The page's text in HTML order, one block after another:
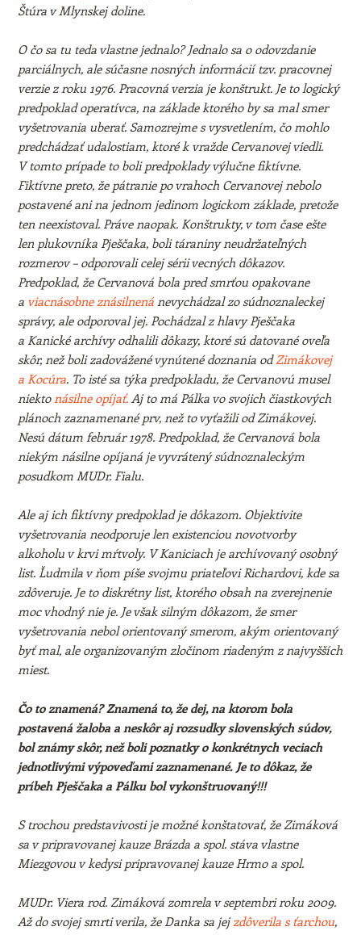
Štúra v Mlynskej doline.
O čo sa tu teda vlastne jednalo? Jednalo sa o odovzdanie
parciálnych, ale súčasne nosných informácií tzv. pracovnej
verzie z roku 1976. Pracovná verzia je konštrukt. Je to logický
predpoklad operatívca, na základe ktorého by sa mal smer
vyšetrovania uberať. Samozrejme s vysvetlením, čo mohlo
predchádzať udalostiam, ktoré k vražde Cervanovej viedli.
V tomto prípade to boli predpoklady výlučne fiktívne.
Fiktívne preto, že pátranie po vrahoch Cervanovej nebolo
postavené ani na jednom jedinom logickom základe, pretože
ten neexistoval. Práve naopak. Konštrukty, v tom čase ešte
len plukovníka Pješčaka, boli táraniny neudržateľných
rozmerov – odporovali celej sérii vecných dôkazov.
Predpoklad, že Cervanová bola pred smrťou opakovane
a viacnásobne znásilnenánevychádzal zo súdnoznaleckej
správy, ale odporoval jej. Pochádzal z hlavy Pješčaka
a Kanické archívy odhalili dôkazy, ktoré sú datované oveľa
skôr, než boli zadovážené vynútené doznania odZimákovej
a Kocúra. To isté sa týka predpokladu, že Cervanovú musel
niektonásilne opíjať.Aj to má Pálka vo svojich čiastkových
plánoch zaznamenané prv, než to vyťažili od Zimákovej.
Nesú dátum február 1978. Predpoklad, že Cervanová bola
niekým násilne opíjaná je vyvrátený súdnoznaleckým
posudkom MUDr. Fialu.
Ale aj ich fiktívny predpoklad je dôkazom. Objektivite
vyšetrovania neodporuje len existenciou novotvorby
alkoholu v krvi mŕtvoly. V Kaniciach je archívovaný osobný
list. Ľudmila v ňom píše svojmu priateľovi Richardovi, kde sa
zdôveruje. Je to diskrétny list, ktorého obsah na zverejnenie
moc vhodný nie je. Je však silným dôkazom, že smer
vyšetrovania nebol orientovaný smerom, akým orientovaný
byť mal, ale organizovaným zločinom riadeným z najvyšších
miest.
Čo to znamená? Znamená to, že dej, na ktorom bola
postavená žaloba a neskôr aj rozsudky slovenských súdov,
bol známy skôr, než boli poznatky o konkrétnych veciach
jednotlivými výpoveďami zaznamenané. Je to dôkaz, že
príbeh Pješčaka a Pálku bol vykonštruovaný!!!
S trochou predstavivosti je možné konštatovať, že Zimáková
sa v pripravovanej kauze Brázda a spol. stáva vlastne
Miezgovou v kedysi pripravovanej kauze Hrmo a spol.
MUDr. Viera rod. Zimáková zomrela v septembri roku 2009.
Až do svojej smrti verila, že Danka sa jejzdôverila s ťarchou,